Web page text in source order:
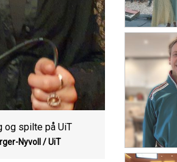
og spilte på UiT
Nyvoll /UiT